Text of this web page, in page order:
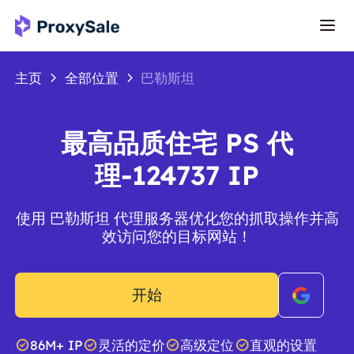
主页 全部位置 巴勒斯坦
最高品质住宅 PS 代
理-124737 IP
使用 巴勒斯坦 代理服务器优化您的抓取操作并高
效访问您的目标网站！
开始
86M+ IP 灵活的定价 高级定位
直观的设置